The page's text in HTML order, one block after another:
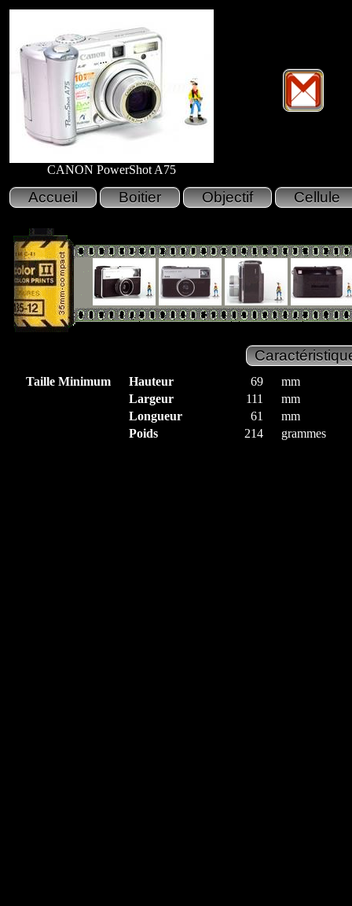
CANON PowerShot A75
Taille Minimum Hauteur 69
mm
Largeur
111
mm
Longueur
61
mm
Poids
214 grammes